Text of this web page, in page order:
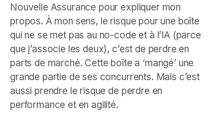
Nouvelle Assurance pour expliquer mon
propos. À mon sens, le risque pour une boîte
qui ne se met pas au no-code et à l’IA (parce
que j’associe les deux), c’est de perdre en
parts de marché. Cette boîte a ‘mangé’ une
grande partie de ses concurrents. Mais c’est
aussi prendre le risque de perdre en
performance et en agilité.